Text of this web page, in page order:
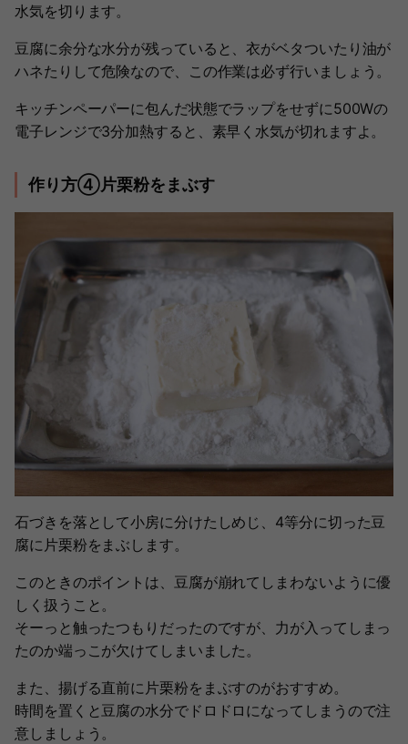
水気を切ります。
豆腐に余分な水分が残っていると、衣がベタついたり油が
ハネたりして危険なので、この作業は必ず行いましょう。
キッチンペーパーに包んだ状態でラップをせずに500Wの
電子レンジで3分加熱すると、素早く水気が切れますよ。
作り方④片栗粉をまぶす
石づきを落として小房に分けたしめじ、4等分に切った豆
腐に片栗粉をまぶします。
このときのポイントは、豆腐が崩れてしまわないように優
しく扱うこと。
そーっと触ったつもりだったのですが、力が入ってしまっ
たのか端っこが欠けてしまいました。
また、揚げる直前に片栗粉をまぶすのがおすすめ。
時間を置くと豆腐の水分でドロドロになってしまうので注
意しましょう。